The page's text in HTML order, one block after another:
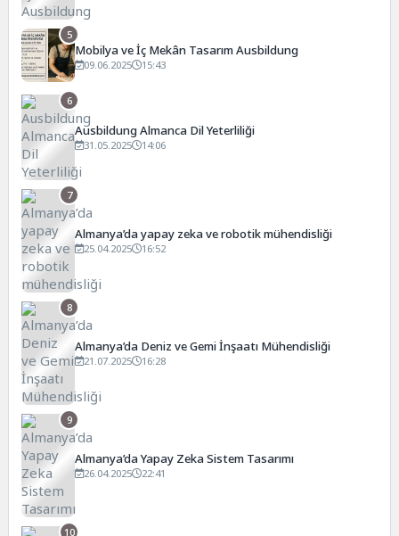
5
Mobilya ve İç Mekân Tasarım Ausbildung
09.06.2025 15:43
6
Ausbildung Almanca Dil Yeterliliği
31.05.2025 14:06
7
Almanya’da yapay zeka ve robotik mühendisliği
25.04.2025 16:52
8
Almanya’da Deniz ve Gemi İnşaatı Mühendisliği
21.07.2025 16:28
9
Almanya’da Yapay Zeka Sistem Tasarımı
26.04.2025 22:41
10